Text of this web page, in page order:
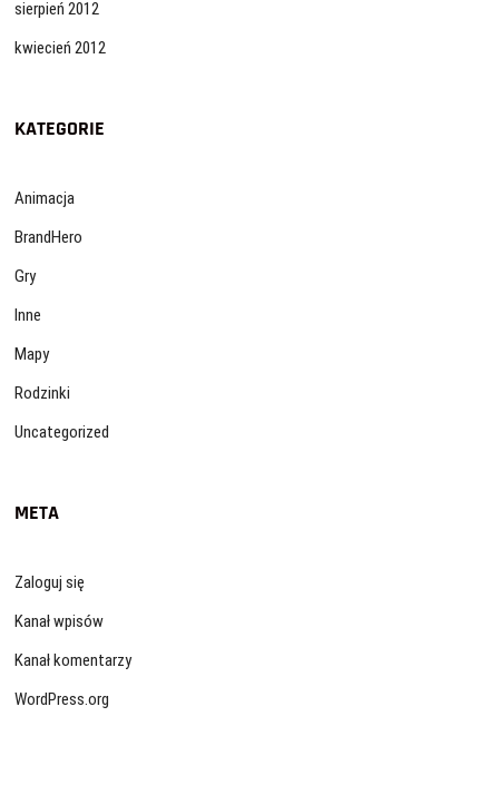
sierpień 2012
kwiecień 2012
KATEGORIE
Animacja
BrandHero
Gry
Inne
Mapy
Rodzinki
Uncategorized
META
Zaloguj się
Kanał wpisów
Kanał komentarzy
WordPress.org